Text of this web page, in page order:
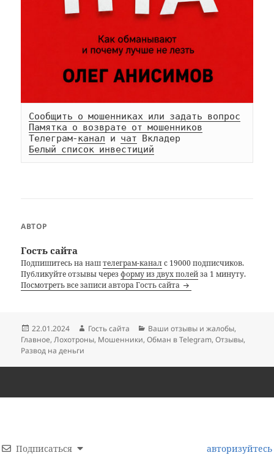
Сообщить о мошенниках или задать вопрос
Памятка о возврате от мошенников
Телеграм-канал и чат
Белый список инвестиций
АВТОР
Гость сайта
Подпишитесь на наштелеграм-каналс 19000 подписчиков.
Публикуйте отзывы черезформу из двух полейза 1 минуту.
Посмотреть все записи автора Гость сайта
Опубликовано
22.01.2024 Автор
Гость сайта Рубрики
Ваши отзывы и жалобы,
Главное,Лохотроны, Мошенники,Обман в Telegram,Отзывы,
Развод на деньги
Подписаться авторизуйтесь